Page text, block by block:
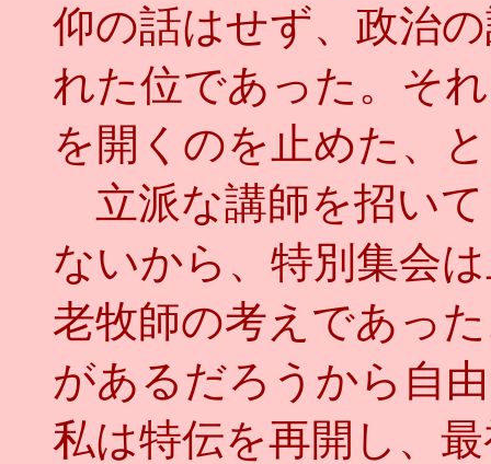
仰の話はせず、政治
れた位であった。そ
を開くのを止めた、
立派な講師を招い
ないから、特別集会
老牧師の考えであっ
があるだろうから自
私は特伝を再開し、